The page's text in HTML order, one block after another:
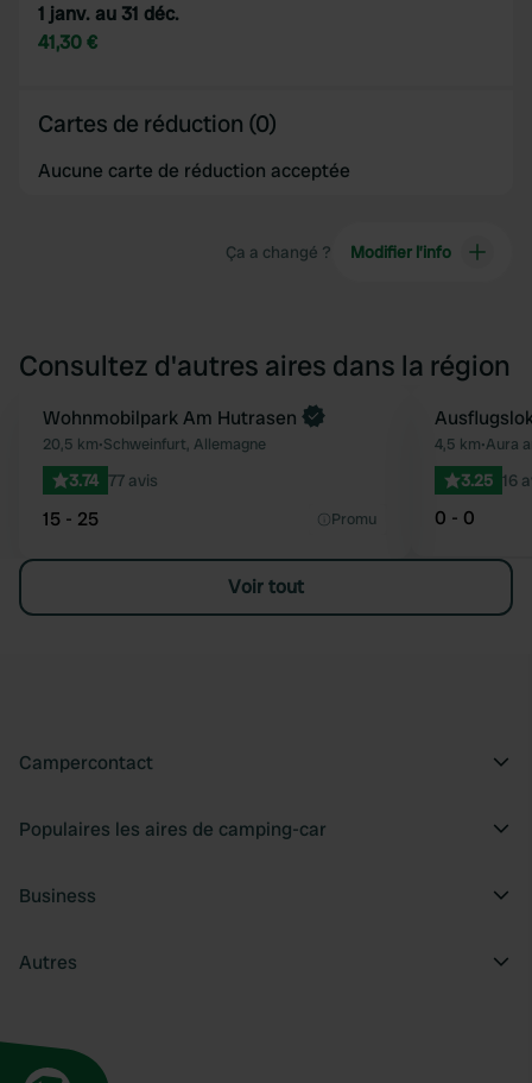
1 janv. au 31 déc.
41,30 €
Cartes de réduction (0)
Aucune carte de réduction acceptée
Ça a changé ? Modifier l’info
Consultez d'autres aires dans la région
Préféré
Reserve maintenant
Wohnmobilpark Am Hutrasen
20,5 km•Schweinfurt, Allemagne
3.74 77 avis
15 - 25 Promu
4,5 km•Aura
3.25 16
0 - 0
Voir tout
Campercontact
Populaires les aires de camping-car
Business
Autres